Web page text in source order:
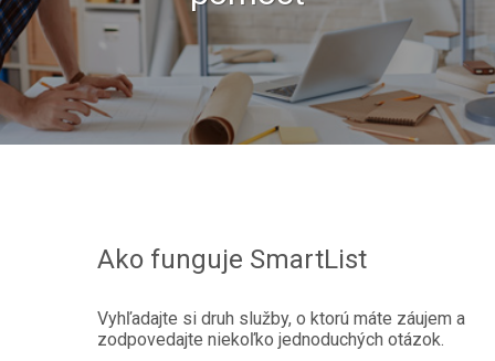
Ako funguje SmartList
Vyhľadajte si druh služby, o ktorú máte záujem a
zodpovedajte niekoľko jednoduchých otázok.